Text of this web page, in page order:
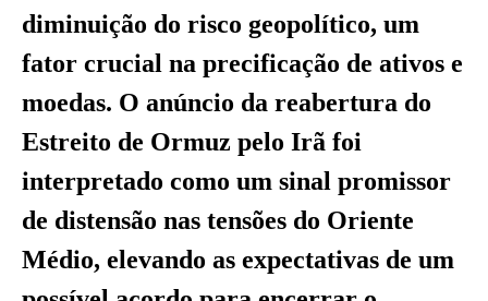
diminuição do risco geopolítico, um
fator crucial na precificação de ativos e
moedas. O anúncio da reabertura do
Estreito de Ormuz pelo Irã foi
interpretado como um sinal promissor
de distensão nas tensões do Oriente
Médio, elevando as expectativas de um